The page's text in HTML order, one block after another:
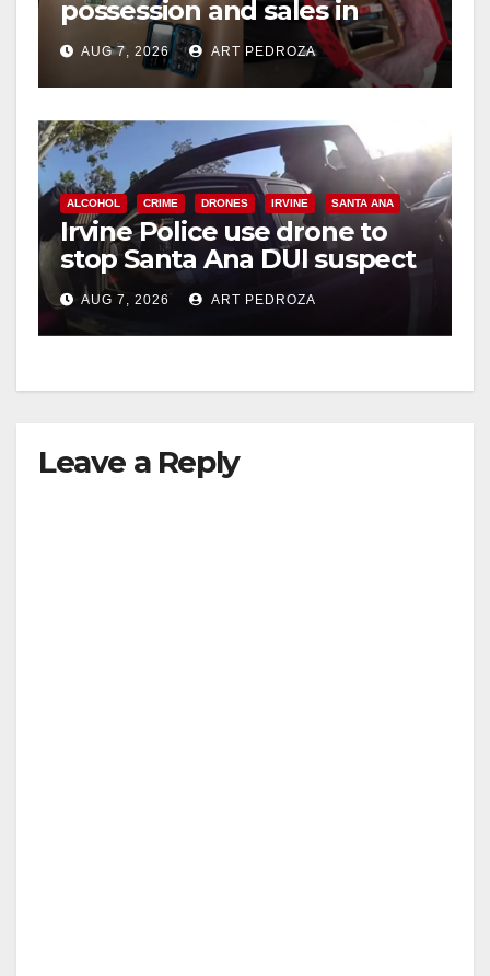
possession and sales in
coastal OC
AUG 7, 2026 ART PEDROZA
ALCOHOL CRIME DRONES IRVINE SANTA ANA
Irvine Police use drone to
stop Santa Ana DUI suspect
after near-miss collision
AUG 7, 2026 ART PEDROZA
Leave a Reply